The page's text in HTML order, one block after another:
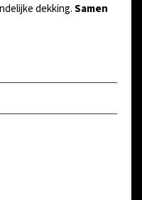
dekking. Samen